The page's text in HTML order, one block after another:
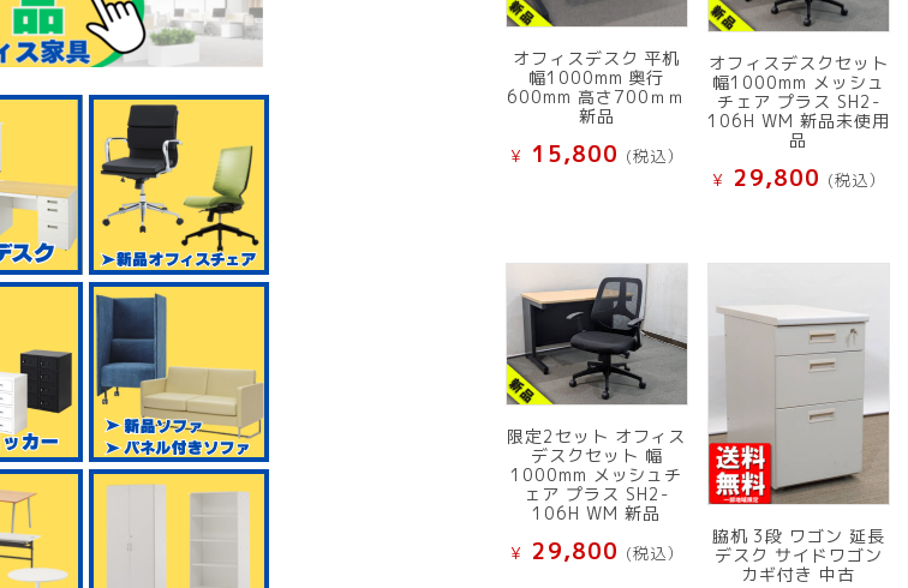
オフィスデスク 平机
幅1000mm 奥行
600mm 高さ700ｍｍ
新品
¥ 15,800 (税込）
オフィスデスクセット
幅1000mm メッシュ
チェア プラス SH2-
106H WM 新品未使用
品
¥ 29,800 (税込）
限定2セット オフィス
デスクセット 幅
1000mm メッシュチ
ェア プラス SH2-
106H WM 新品
¥ 29,800 (税込）
脇机 3段 ワゴン 延長
デスク サイドワゴン
カギ付き 中古